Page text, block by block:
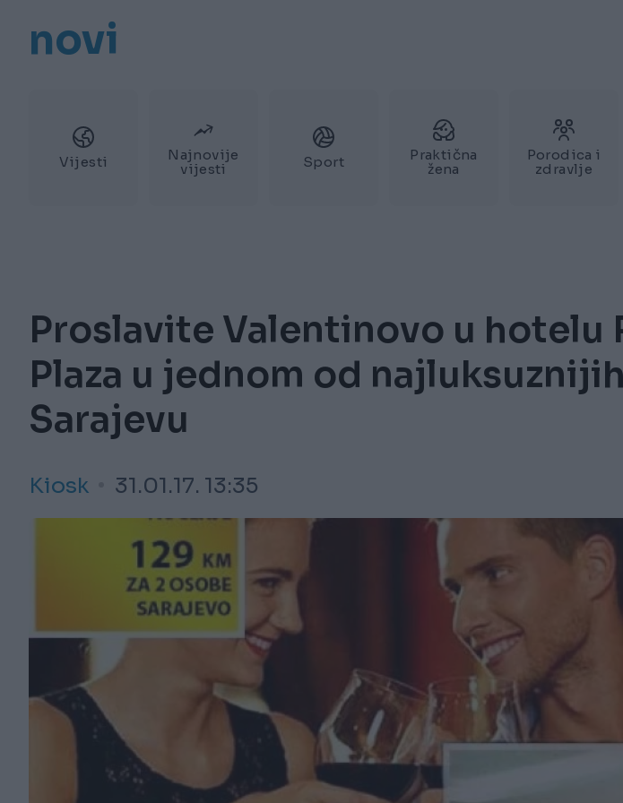
novi
Vijesti
Najnovije
vijesti
Sport
Praktična
žena
Porodica i
zdravlje
Proslavite Valentinovo u hotelu
Plaza u jednom od
Sarajevu
Kiosk 31.01.17. 13:35